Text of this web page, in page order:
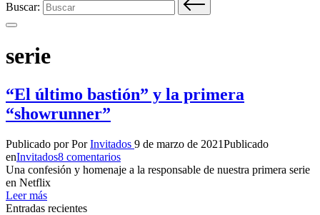
Buscar:
serie
“El último bastión” y la primera
“showrunner”
Publicado por PorInvitados 9 de marzo de 2021Publicado
enInvitados8 comentarios
Una confesión y homenaje a la responsable de nuestra primera serie
en Netflix
Leer más
Entradas recientes